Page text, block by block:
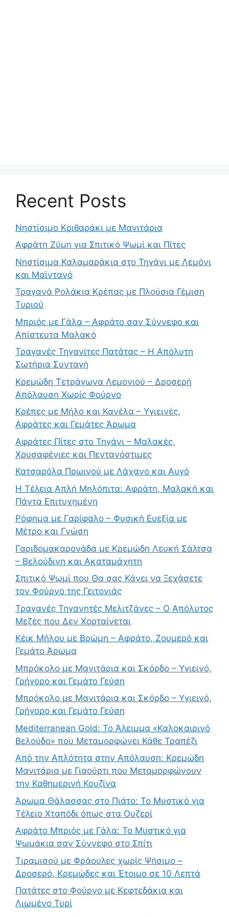
Recent Posts
Νηστίσιμο Κριθαράκι με Μανιτάρια
Αφράτη Ζύμη για Σπιτικό Ψωμί και Πίτες
Νηστίσιμα Καλαμαράκια στο Τηγάνι με Λεμόνι
και Μαϊντανό
Τραγανά Ρολάκια Κρέπας με Πλούσια Γέμιση
Τυριού
Μπριός με Γάλα – Αφράτο σαν Σύννεφο και
Απίστευτα Μαλακό
Τραγανές Τηγανίτες Πατάτας – Η Απόλυτη
Σωτήρια Συνταγή
Κρεμώδη Τετράγωνα Λεμονιού – Δροσερή
Απόλαυση Χωρίς Φούρνο
Κρέπες με Μήλο και Κανέλα – Υγιεινές,
Αφράτες και Γεμάτες Άρωμα
Αφράτες Πίτες στο Τηγάνι – Μαλακές,
Χρυσαφένιες και Πεντανόστιμες
Κατσαρόλα Πρωινού με Λάχανο και Αυγό
Η Τέλεια Απλή Μηλόπιτα: Αφράτη, Μαλακή και
Πάντα Επιτυχημένη
Ρόφημα με Γαρίφαλο – Φυσική Ευεξία με
Μέτρο και Γνώση
Γαριδομακαρονάδα με Κρεμώδη Λευκή Σάλτσα
– Βελούδινη και Ακαταμάχητη
Σπιτικό Ψωμί που Θα σας Κάνει να Ξεχάσετε
τον Φούρνο της Γειτονιάς
Τραγανές Τηγανητές Μελιτζάνες – Ο Απόλυτος
Μεζές που Δεν Χορταίνεται
Κέικ Μήλου με Βρώμη – Αφράτο, Ζουμερό και
Γεμάτο Άρωμα
Μπρόκολο με Μανιτάρια και Σκόρδο – Υγιεινό,
Γρήγορο και Γεμάτο Γεύση
Μπρόκολο με Μανιτάρια και Σκόρδο – Υγιεινό,
Γρήγορο και Γεμάτο Γεύση
Mediterranean Gold: Το Άλειμμα «Καλοκαιρινό
Βελούδο» που Μεταμορφώνει Κάθε Τραπέζι
Από την Απλότητα στην Απόλαυση: Κρεμώδη
Μανιτάρια με Γιαούρτι που Μεταμορφώνουν
την Καθημερινή Κουζίνα
Άρωμα Θάλασσας στο Πιάτο: Το Μυστικό για
Τέλειο Χταπόδι όπως στα Ουζερί
Αφράτο Μπριός με Γάλα: Το Μυστικό για
Ψωμάκια σαν Σύννεφο στο Σπίτι
Τιραμισού με Φράουλες χωρίς Ψήσιμο –
Δροσερό, Κρεμώδες και Έτοιμο σε 10 Λεπτά
Πατάτες στο Φούρνο με Κεφτεδάκια και
Λιωμένο Τυρί